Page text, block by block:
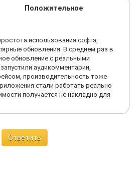
Положительное
использования софта,
обновления. В среднем раз в
обновление с реальными
аудикомментарии,
производительность тоже
стали работать реально
получается не накладно для
Ответить